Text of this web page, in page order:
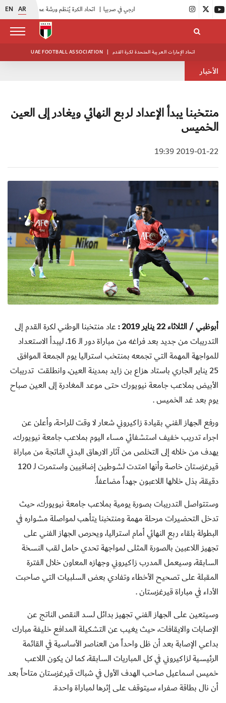
EN AR
أبيض الشباب يُكثف استعداداته للتصفيات الآسيوية
UAE FOOTBALL ASSOCIATION | اتحاد الإمارات العربية المتحدة لكرة القدم
الأخبار
منتخبنا يبدأ الإعداد لربع النهائي ويغادر إلى العين
الخميس
2019-01-22 19:39
أبوظبي / الثلاثاء 22 يناير 2019 :
عاد منتخبنا الوطني لكرة القدم إلى
التدريبات من جديد بعد فراغه من مباراة دور الـ 16، ليبدأ الاستعداد
للمواجهة المهمة التي تجمعه بمنتخب استراليا يوم الجمعة الموافق
25 يناير الجاري باستاد هزاع بن زايد بمدينة العين، وانطلقت تدريبات
الأبيض بملاعب جامعة نيويورك حتى موعد المغادرة إلى العين صباح
يوم بعد غد الخميس .
ورفع الجهاز الفني بقيادة زاكيروني شعار لا وقت للراحة، وأعلن عن
اجراء تدريب خفيف استشفائي مساء اليوم بملاعب جامعة نيويورك،
يهدف من خلاله إلى التخلص من آثار الارهاق البدني الناتجة من مباراة
قيرغزستان خاصة وأنها امتدت لشوطين إضافيين واستمرت لـ 120
دقيقة، بذل خلالها اللاعبون جهداً مضاعفاً.
وستتواصل التدريبات بصورة يومية بملاعب جامعة نيويورك، حيث
تدخل التحضيرات مرحلة مهمة ومنتخبنا يتأهب لمواصلة مشواره في
البطولة بلقاء ربع النهائي أمام استراليا، ويحرص الجهاز الفني على
تجهيز اللاعبين بالصورة المثلى لمواجهة تحدي حامل لقب النسخة
السابقة، وسيعمل المدرب زاكيروني وجهازه المعاون خلال الفترة
المقبلة على تصحيح الأخطاء وتفادي بعض السلبيات التي صاحبت
الأداء في مباراة قيرغزستان .
وسيتعين على الجهاز الفني تجهيز بدائل لسد النقص الناتج عن
الإصابات والايقافات، حيث يغيب عن التشكيلة المدافع خليفة مبارك
بداعي الإصابة بعد أن ظل واحداً من العناصر الأساسية في القائمة
الرئيسية لزاكيروني في كل المباريات السابقة، كما لن يكون اللاعب
خميس اسماعيل صاحب الهدف الأول في شباك قيرغزستان متاحاً بعد
أن نال بطاقة صفراء سيتوقف على إثرها لمباراة واحدة.